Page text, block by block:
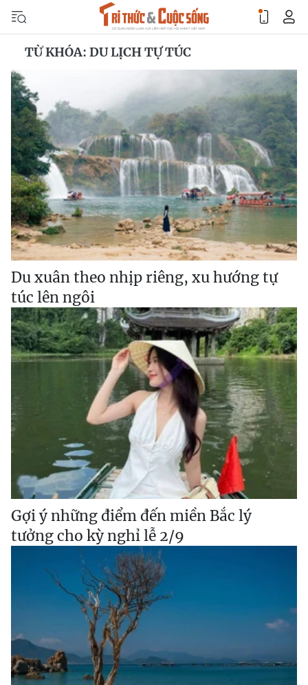
TỪ KHÓA: DU LỊCH TỰ TÚC
Du xuân theo nhịp riêng, xu hướng tự
túc lên ngôi
Gợi ý những điểm đến miền Bắc lý
tưởng cho kỳ nghỉ lễ 2/9